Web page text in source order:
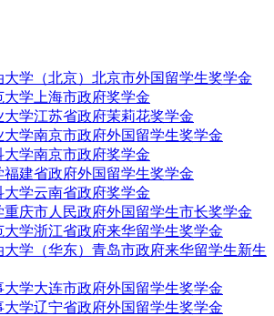
大学（北京）北京市外国留学生奖学金
大学上海市政府奖学金
大学江苏省政府茉莉花奖学金
大学南京市政府外国留学生奖学金
大学南京市政府奖学金
福建省政府外国留学生奖学金
大学云南省政府奖学金
重庆市人民政府外国留学生市长奖学金
大学浙江省政府来华留学生奖学金
大学（华东）青岛市政府来华留学生新生
大学大连市政府外国留学生奖学金
大学辽宁省政府外国留学生奖学金